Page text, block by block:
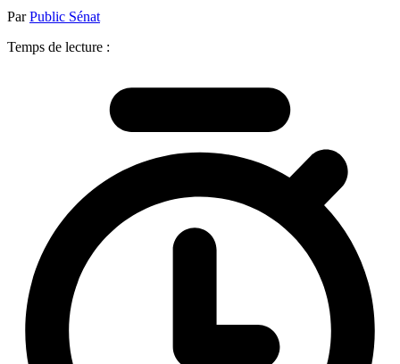
ParPublic Sénat
Temps de lecture :